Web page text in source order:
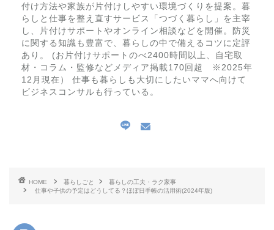
付け方法や家族が片付けしやすい環境づくりを提案。暮
らしと仕事を整え直すサービス「つづく暮らし」を主宰
し、片付けサポートやオンライン相談などを開催。防災
に関する知識も豊富で、暮らしの中で備えるコツに定評
あり。 (お片付けサポートのべ2400時間以上、自宅取
材・コラム・監修などメディア掲載170回超 ※2025年
12月現在） 仕事も暮らしも大切にしたいママへ向けて
ビジネスコンサルも行っている。
HOME 暮らしごと
暮らしの工夫・ラク家事
仕事や子供の予定はどうしてる？ほぼ日手帳の活用術(2024年版)